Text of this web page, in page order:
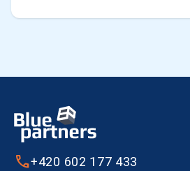
+420 602 177 433